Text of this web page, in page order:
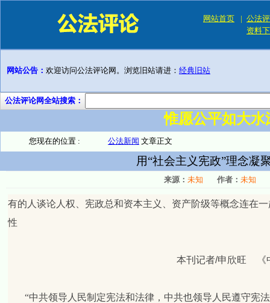
网站首页 | 公法
资料
网站公告： 欢迎访问公法评论网。浏览旧站请进： 经典旧站
公法评论网全站搜索：
惟愿公平如大
您现在的位置 : 公法新闻 文章正文
用“社会主义宪政”理念
来源： 未知 作者： 未知
有的人谈论人权、宪政总和资本主义、资产阶级等概念连在
性
本刊记者/申欣旺
“中共领导人民制定宪法和法律，中共也领导人民遵守宪